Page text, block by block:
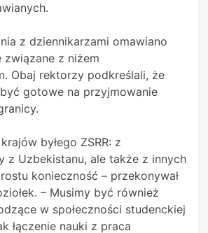
z dziennikarzami omawiano
z niżem
Obaj rektorzy podkreślali, że
gotowe na przyjmowanie
byłego ZSRR: z
z Uzbekistanu, ale także z innych
konieczność – przekonywał
– Musimy być również
w społeczności studenckiej
łączenie nauki z praca